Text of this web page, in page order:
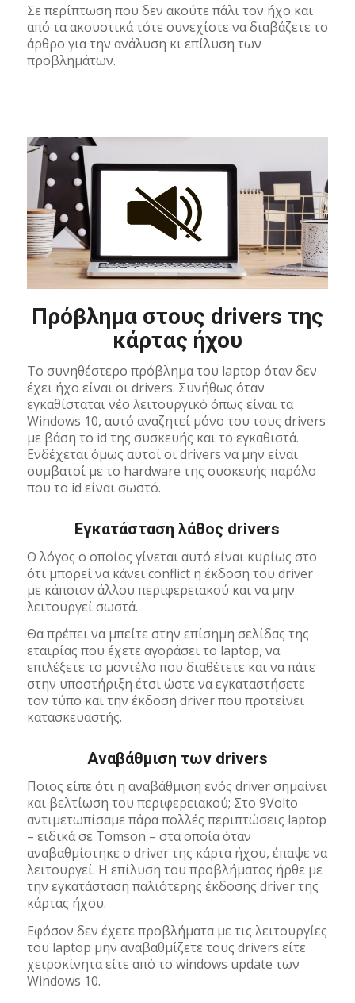
Σε περίπτωση που δεν ακούτε πάλι τον ήχο και
από τα ακουστικά τότε συνεχίστε να διαβάζετε το
άρθρο για την ανάλυση κι επίλυση των
προβλημάτων.
Πρόβλημα στους drivers της
κάρτας ήχου
Το συνηθέστερο πρόβλημα του laptop όταν δεν
έχει ήχο είναι οι drivers. Συνήθως όταν
εγκαθίσταται νέο λειτουργικό όπως είναι τα
Windows 10, αυτό αναζητεί μόνο του τους drivers
με βάση το id της συσκευής και το εγκαθιστά.
Ενδέχεται όμως αυτοί οι drivers να μην είναι
συμβατοί με το hardware της συσκευής παρόλο
που το id είναι σωστό.
Εγκατάσταση λάθος drivers
Ο λόγος ο οποίος γίνεται αυτό είναι κυρίως στο
ότι μπορεί να κάνει conflict η έκδοση του driver
με κάποιον άλλου περιφερειακού και να μην
λειτουργεί σωστά.
Θα πρέπει να μπείτε στην επίσημη σελίδας της
εταιρίας που έχετε αγοράσει το laptop, να
επιλέξετε το μοντέλο που διαθέτετε και να πάτε
στην υποστήριξη έτσι ώστε να εγκαταστήσετε
τον τύπο και την έκδοση driver που προτείνει
κατασκευαστής.
Αναβάθμιση των drivers
Ποιος είπε ότι η αναβάθμιση ενός driver σημαίνει
και βελτίωση του περιφερειακού; Στο 9Volto
αντιμετωπίσαμε πάρα πολλές περιπτώσεις laptop
– ειδικά σε Tomson – στα οποία όταν
αναβαθμίστηκε ο driver της κάρτα ήχου, έπαψε να
λειτουργεί. Η επίλυση του προβλήματος ήρθε με
την εγκατάσταση παλιότερης έκδοσης driver της
κάρτας ήχου.
Εφόσον δεν έχετε προβλήματα με τις λειτουργίες
του laptop μην αναβαθμίζετε τους drivers είτε
χειροκίνητα είτε από το windows update των
Windows 10.